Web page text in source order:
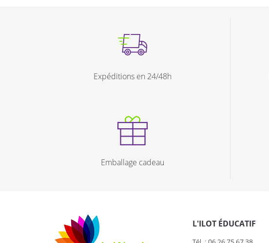
Expéditions en 24/48h
Emballage cadeau
L'ILOT ÉDUCATIF